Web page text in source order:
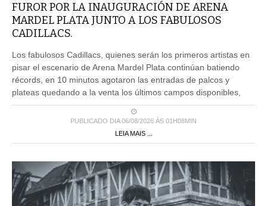
FUROR POR LA INAUGURACIÓN DE ARENA
MARDEL PLATA JUNTO A LOS FABULOSOS
CADILLACS.
Los fabulosos Cadillacs, quienes serán los primeros artistas en
pisar el escenario de Arena Mardel Plata continúan batiendo
récords, en 10 minutos agotaron las entradas de palcos y
plateas quedando a la venta los últimos campos disponibles,
PUBLICADO DIA 06/08/2026 ÀS 01H08MIN
LEIA MAIS ...